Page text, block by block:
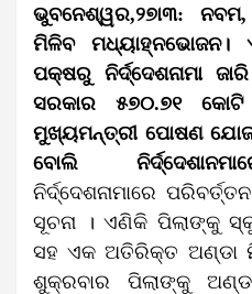
ଭୁବନେଶ୍ୱର,୨୭ା୩:
ମିଳିବ ମଧ୍ୟାହ୍ନଭୋଜନ।
ପକ୍ଷରୁ ନିର୍ଦ୍ଦେଶନାମା
ସରକାର ୫୭୦.୭୧
ମୁଖ୍ୟମନ୍ତ୍ରୀ ପୋଷଣ
ବୋଲି
ନିର୍ଦ୍ଦେଶନାମାରେ
ସୂଚନା । ଏଣିକି ପିଲାଙ୍କୁ
ସହ ଏକ ଅତିରିକ୍ତ ଅଣ୍ଡା
ଶୁକ୍ରବାର ପିଲାଙ୍କୁ